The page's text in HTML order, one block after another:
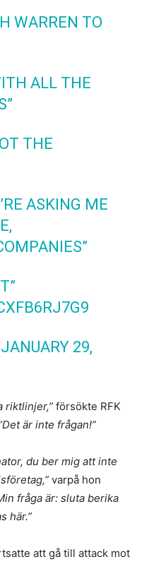
WARREN TO
ALL THE
THE
ASKING ME
JANUARY 29,
riktlinjer,” försökte RFK
är inte frågan!”
du ber mig att inte
varpå hon
fråga är: sluta berika
här.”
att gå till attack mot